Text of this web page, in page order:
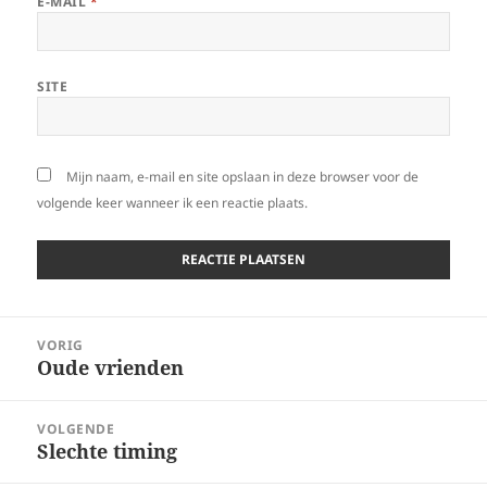
SITE
Mijn naam, e-mail en site opslaan in deze browser voor de
volgende keer wanneer ik een reactie plaats.
navigatie
VORIG
Vorig
Oude vrienden
VOLGENDE
Volgend
Slechte timing